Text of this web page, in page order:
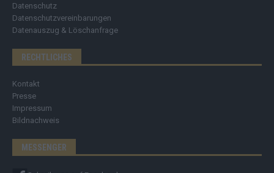
Datenschutz
Datenschutzvereinbarungen
Datenauszug & Löschanfrage
RECHTLICHES
Kontakt
Presse
Impressum
Bildnachweis
MESSENGER